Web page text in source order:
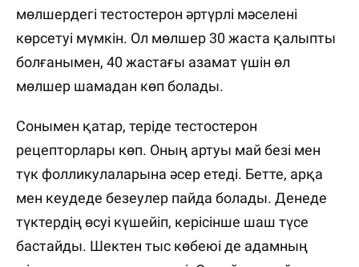
мөлшердегі тестостерон әртүрлі мәселені
көрсетуі мүмкін. Ол мөлшер 30 жаста қалыпты
болғанымен, 40 жастағы азамат үшін өл
мөлшер шамадан көп болады.
Сонымен қатар, теріде тестостерон
рецепторлары көп. Оның артуы май безі мен
түк фолликулаларына әсер етеді. Бетте, арқа
мен кеудеде безеулер пайда болады. Денеде
түктердің өсуі күшейіп, керісінше шаш түсе
бастайды. Шектен тыс көбеюі де адамның